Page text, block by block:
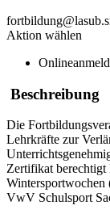
Aktion wählen
Beschreibung
Die
Lehrkräfte zur
Zertifikat
Wintersportwochen
VwV Schulsport